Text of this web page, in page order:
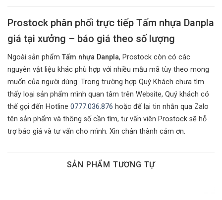
Prostock phân phối trực tiếp Tấm nhựa Danpla
giá tại xưởng – báo giá theo số lượng
Ngoài sản phẩm Tấm nhựa Danpla, Prostock còn có các
nguyên vật liệu khác phù hợp với nhiều mẫu mã tùy theo mong
muốn của người dùng. Trong trường hợp Quý Khách chưa tìm
thấy loại sản phẩm mình quan tâm trên Website, Quý khách có
thể gọi đến Hotline 0777.036.876 hoặc để lại tin nhắn qua Zalo
tên sản phẩm và thông số cần tìm, tư vấn viên Prostock sẽ hỗ
trợ báo giá và tư vấn cho mình. Xin chân thành cảm ơn.
SẢN PHẨM TƯƠNG TỰ